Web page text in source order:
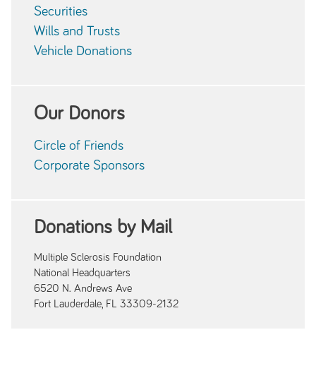
Securities
Wills and Trusts
Vehicle Donations
Our Donors
Circle of Friends
Corporate Sponsors
Donations by Mail
Multiple Sclerosis Foundation
National Headquarters
6520 N. Andrews Ave
Fort Lauderdale, FL 33309-2132